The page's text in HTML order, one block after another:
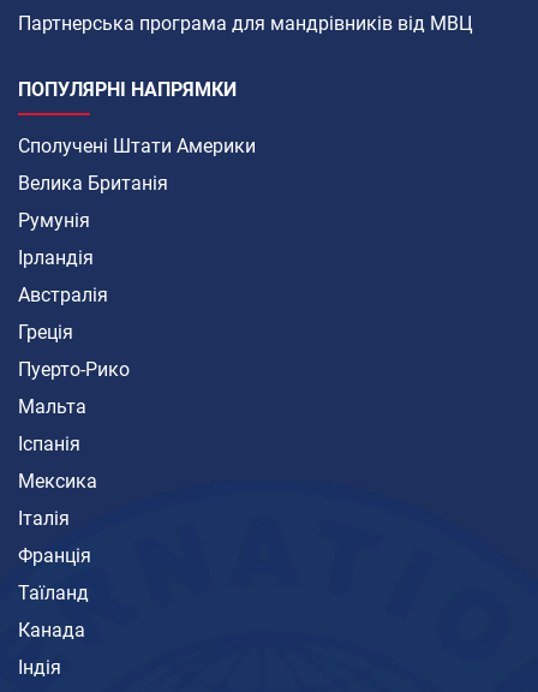
Партнерська програма для мандрівників від МВЦ
ПОПУЛЯРНІ НАПРЯМКИ
Сполучені Штати Америки
Велика Британія
Румунія
Ірландія
Австралія
Греція
Пуерто-Рико
Мальта
Іспанія
Мексика
Італія
Франція
Таїланд
Канада
Індія